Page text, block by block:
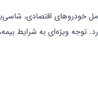
خودروهای اقتصادی،
ویژه‌ای به شرایط